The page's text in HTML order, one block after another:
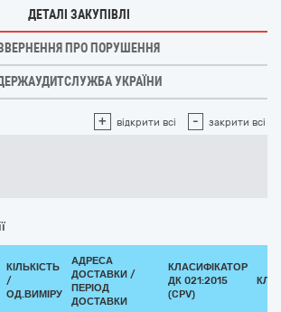
ДЕТАЛІ ЗАКУПІВЛІ
ПРО ПОРУШЕННЯ
УКРАЇНИ
+ відкрити всі - закрити всі
КІЛЬКІСТЬ
/
ОД.ВИМІРУ
АДРЕСА
ДОСТАВКИ /
ПЕРІОД
ДОСТАВКИ
КЛАСИФІКАТОР
ДК 021:2015
(CPV)